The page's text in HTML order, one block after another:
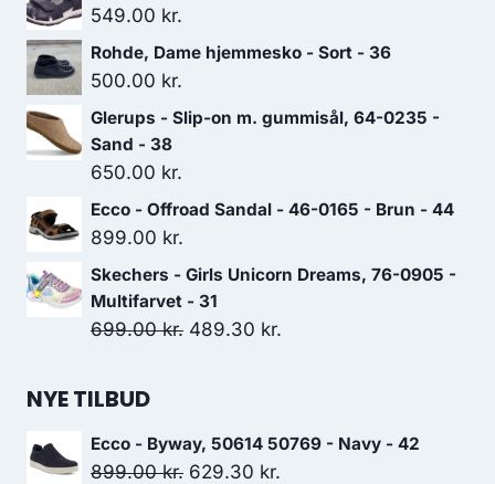
549.00 kr.
Rohde, Dame hjemmesko - Sort - 36
500.00 kr.
Glerups - Slip-on m. gummisål, 64-0235 -
Sand - 38
650.00 kr.
Ecco - Offroad Sandal - 46-0165 - Brun - 44
899.00 kr.
Skechers - Girls Unicorn Dreams, 76-0905 -
Multifarvet - 31
699.00kr. Den
699.00 kr..
489.30 kr.
489.30 kr..
NYE TILBUD
Ecco - Byway, 50614 50769 - Navy - 42
899.00kr. Den
629.30 kr.